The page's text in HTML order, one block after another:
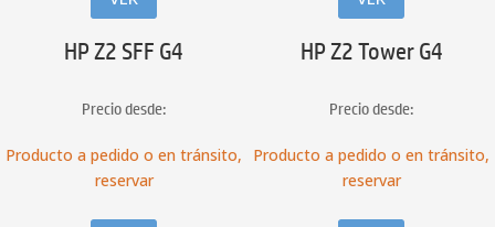
HP Z2 SFF G4
Precio desde:
Producto a pedido o en tránsito,
reservar
HP Z2 Tower G4
Precio desde:
Producto a pedido o en tránsito,
reservar